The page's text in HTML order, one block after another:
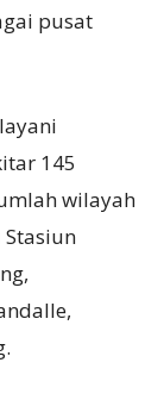
pusat
145
wilayah